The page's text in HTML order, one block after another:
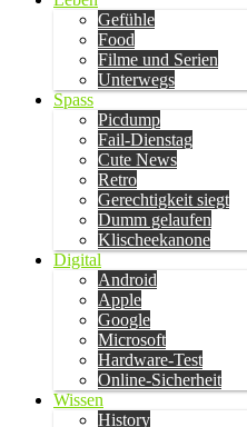
Gefühle
Food
Filme und Serien
Unterwegs
Spass
Picdump
Fail-Dienstag
Cute News
Retro
Gerechtigkeit siegt
Dumm gelaufen
Klischeekanone
Digital
Android
Apple
Google
Microsoft
Hardware-Test
Online-Sicherheit
Wissen
History